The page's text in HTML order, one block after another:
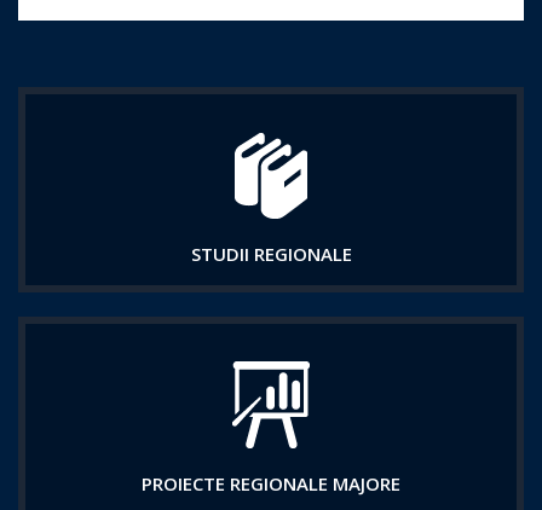
STUDII REGIONALE
PROIECTE REGIONALE MAJORE